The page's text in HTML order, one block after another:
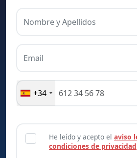
Nombre y Apellidos
Email
+34
He leído y acepto elaviso
condiciones de privacidad